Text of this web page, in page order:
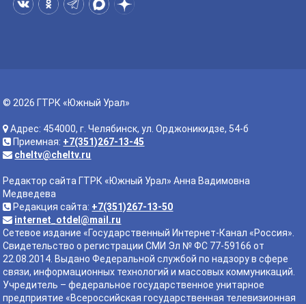
© 2026 ГТРК «Южный Урал»
Адрес: 454000, г. Челябинск, ул. Орджоникидзе, 54-б
Приемная: +7(351)267-13-45
cheltv@cheltv.ru
Редактор сайта ГТРК «Южный Урал» Анна Вадимовна
Медведева
Редакция сайта: +7(351)267-13-50
internet_otdel@mail.ru
Сетевое издание «Государственный Интернет-Канал «Россия».
Свидетельство о регистрации СМИ Эл № ФС 77-59166 от
22.08.2014. Выдано Федеральной службой по надзору в сфере
связи, информационных технологий и массовых коммуникаций.
Учредитель – федеральное государственное унитарное
предприятие «Всероссийская государственная телевизионная